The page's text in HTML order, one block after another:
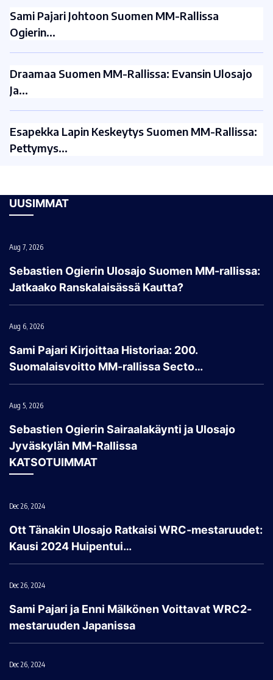
Sami Pajari Johtoon Suomen MM-Rallissa
Ogierin…
Draamaa Suomen MM-Rallissa: Evansin Ulosajo
Ja…
Esapekka Lapin Keskeytys Suomen MM-Rallissa:
Pettymys…
UUSIMMAT
Aug 7, 2026
Sebastien Ogierin Ulosajo Suomen MM-rallissa:
Jatkaako Ranskalaisässä Kautta?
Aug 6, 2026
Sami Pajari Kirjoittaa Historiaa: 200.
Suomalaisvoitto MM-rallissa Secto…
Aug 5, 2026
Sebastien Ogierin Sairaalakäynti ja Ulosajo
Jyväskylän MM-Rallissa
KATSOTUIMMAT
Dec 26, 2024
Ott Tänakin Ulosajo Ratkaisi WRC-mestaruudet:
Kausi 2024 Huipentui…
Dec 26, 2024
Sami Pajari ja Enni Mälkönen Voittavat WRC2-
mestaruuden Japanissa
Dec 26, 2024